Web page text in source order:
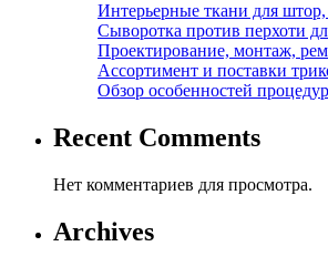
Интерьерные ткани для
Сыворотка против перхоти
Проектирование, монтаж,
Ассортимент и поставки
Обзор особенностей
Recent Comments
Нет комментариев для просмотра.
Archives